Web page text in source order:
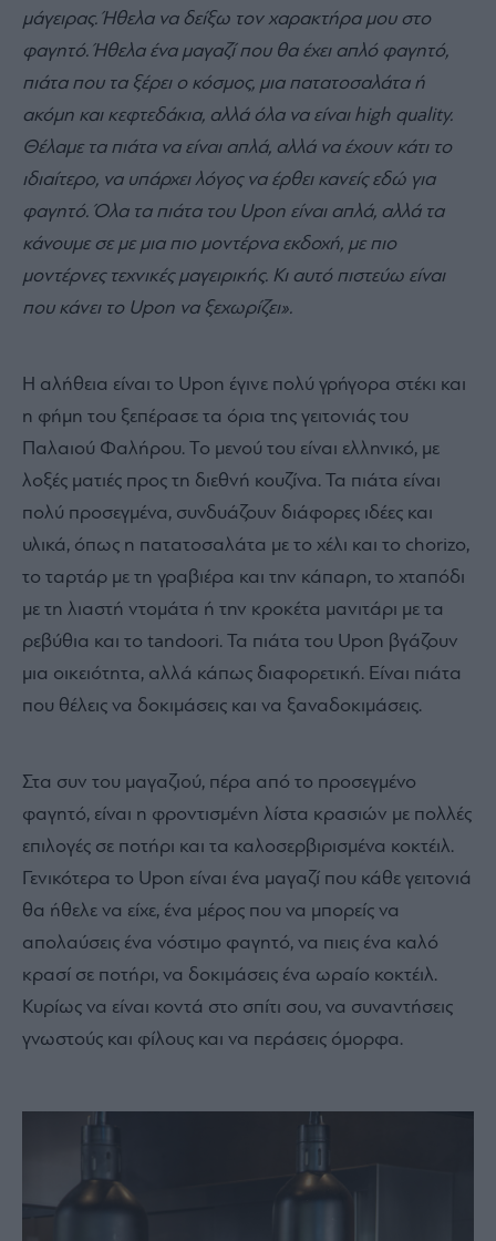
μάγειρας. Ήθελα να δείξω τον χαρακτήρα μου στο
φαγητό. Ήθελα ένα μαγαζί που θα έχει απλό φαγητό,
πιάτα που τα ξέρει ο κόσμος, μια πατατοσαλάτα ή
ακόμη και κεφτεδάκια, αλλά όλα να είναι high quality.
Θέλαμε τα πιάτα να είναι απλά, αλλά να έχουν κάτι το
ιδιαίτερο, να υπάρχει λόγος να έρθει κανείς εδώ για
φαγητό. Όλα τα πιάτα του Upon είναι απλά, αλλά τα
κάνουμε σε με μια πιο μοντέρνα εκδοχή, με πιο
μοντέρνες τεχνικές μαγειρικής. Κι αυτό πιστεύω είναι
που κάνει το Upon να ξεχωρίζει».
Η αλήθεια είναι το Upon έγινε πολύ γρήγορα στέκι και
η φήμη του ξεπέρασε τα όρια της γειτονιάς του
Παλαιού Φαλήρου. Το μενού του είναι ελληνικό, με
λοξές ματιές προς τη διεθνή κουζίνα. Τα πιάτα είναι
πολύ προσεγμένα, συνδυάζουν διάφορες ιδέες και
υλικά, όπως η πατατοσαλάτα με το χέλι και το chorizo,
το ταρτάρ με τη γραβιέρα και την κάπαρη, το χταπόδι
με τη λιαστή ντομάτα ή την κροκέτα μανιτάρι με τα
ρεβύθια και το tandoori. Τα πιάτα του Upon βγάζουν
μια οικειότητα, αλλά κάπως διαφορετική. Είναι πιάτα
που θέλεις να δοκιμάσεις και να ξαναδοκιμάσεις.
Στα συν του μαγαζιού, πέρα από το προσεγμένο
φαγητό, είναι η φροντισμένη λίστα κρασιών με πολλές
επιλογές σε ποτήρι και τα καλοσερβιρισμένα κοκτέιλ.
Γενικότερα το Upon είναι ένα μαγαζί που κάθε γειτονιά
θα ήθελε να είχε, ένα μέρος που να μπορείς να
απολαύσεις ένα νόστιμο φαγητό, να πιεις ένα καλό
κρασί σε ποτήρι, να δοκιμάσεις ένα ωραίο κοκτέιλ.
Κυρίως να είναι κοντά στο σπίτι σου, να συναντήσεις
γνωστούς και φίλους και να περάσεις όμορφα.